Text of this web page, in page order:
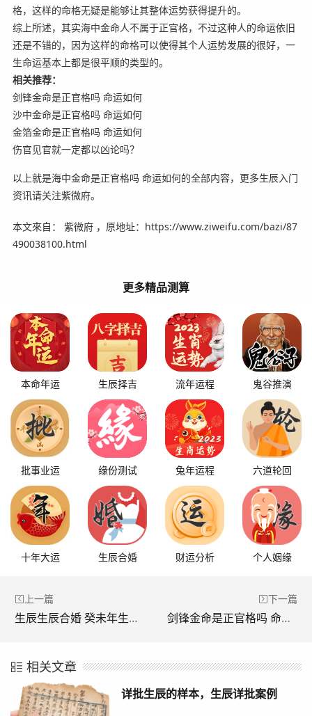
格，这样的命格无疑是能够让其整体运势获得提升的。
综上所述，其实海中金命人不属于正官格，不过这种人的命运依旧
还是不错的，因为这样的命格可以使得其个人运势发展的很好，一
生命运基本上都是很平顺的类型的。
相关推荐：
剑锋金命是正官格吗 命运如何
沙中金命是正官格吗 命运如何
金箔金命是正官格吗 命运如何
伤官见官就一定都以凶论吗？
以上就是海中金命是正官格吗 命运如何的全部内容，更多生辰入门
资讯请关注紫微府。
本文來自： 紫微府 ，原地址：https://www.ziweifu.com/bazi/87
490038100.html
更多精品测算
本命年运 生辰择吉 流年运程 鬼谷推演
批事业运 缘份测试 兔年运程 六道轮回
十年大运 生辰合婚 财运分析 个人姻缘
上一篇
生辰生辰合婚 癸未年生的人和谁最配
下一篇
剑锋金命是正官格吗 命运如何
相关文章
详批生辰的样本，生辰详批案例